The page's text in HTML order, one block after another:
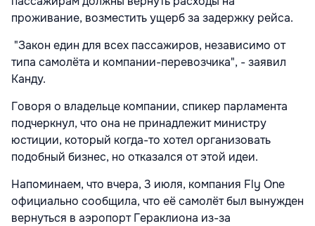
проживание, возместить ущерб за задержку рейса.
"Закон един для всех пассажиров, независимо от
типа самолёта и компании-перевозчика", - заявил
Канду.
Говоря о владельце компании, спикер парламента
подчеркнул, что она не принадлежит министру
юстиции, который когда-то хотел организовать
подобный бизнес, но отказался от этой идеи.
Напоминаем, что вчера, 3 июля, компания Fly One
официально сообщила, что её самолёт был вынужден
вернуться в аэропорт Гераклиона из-за